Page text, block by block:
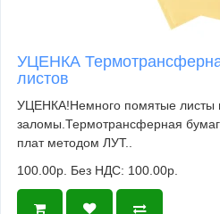
УЦЕНКА
листов
УЦЕНКА!Немного помятые листы
заломы.Термотрансферная
плат методом ЛУТ..
100.00р. Без НДС: 100.00р.